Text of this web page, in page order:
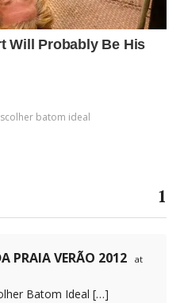
batom ideal
1
PRAIA VERÃO 2012
at
Batom Ideal […]